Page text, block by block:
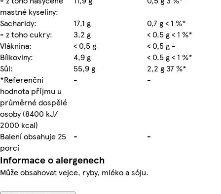
mastné kyseliny:
Sacharidy:
17,1 g
0,7 g < 1 %*
- z toho cukry:
3,2 g
< 0,5 g < 1 %*
Vláknina:
< 0,5 g
< 0,5 g -
Bílkoviny:
4,9 g
< 0,5 g < 1 %*
Sůl:
55,9 g
2,2 g 37 %*
*Referenční
hodnota příjmu u
průměrné dospělé
osoby (8400 kJ/
2000 kcal)
- -
Balení obsahuje 25
porcí
- -
Informace o alergenech
Může obsahovat vejce, ryby, mléko a sóju.